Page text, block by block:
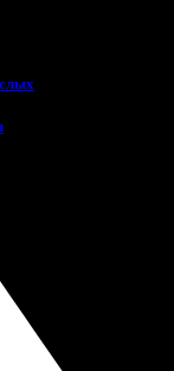
отпечатали
жаль, что не
Процесс
вовремя.